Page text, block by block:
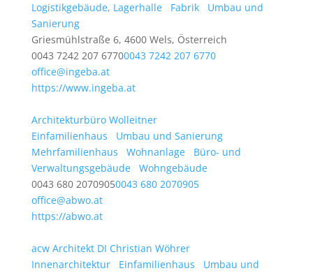
Logistikgebäude, Lagerhalle
Fabrik
Umbau und
Sanierung
Griesmühlstraße 6, 4600 Wels, Österreich
0043 7242 207 67700043 7242 207 6770
office@ingeba.at
https://www.ingeba.at
Architekturbüro Wolleitner
Einfamilienhaus
Umbau und Sanierung
Mehrfamilienhaus
Wohnanlage
Büro- und
Verwaltungsgebäude
Wohngebäude
0043 680 20709050043 680 2070905
office@abwo.at
https://abwo.at
acw Architekt DI Christian Wöhrer
Innenarchitektur
Einfamilienhaus
Umbau und